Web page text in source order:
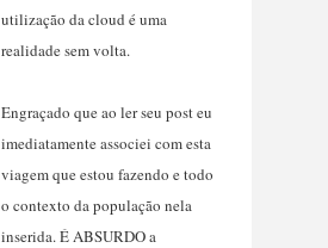
utilização da cloud é uma
realidade sem volta.
Engraçado que ao ler seu post eu
imediatamente associei com esta
viagem que estou fazendo e todo
o contexto da população nela
inserida. É ABSURDO a